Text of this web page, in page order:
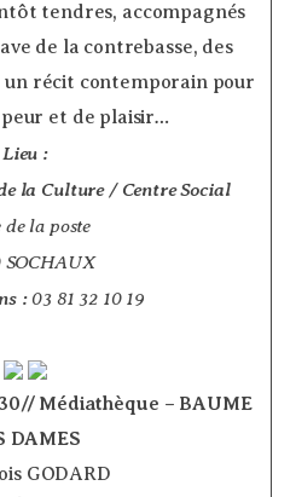
tendres, accompagnés
de la contrebasse, des
récit contemporain pour
et de plaisir…
Lieu :
la Culture / Centre Social
de la poste
SOCHAUX
:03 81 32 10 19
Médiathèque – BAUME
DAMES
GODARD